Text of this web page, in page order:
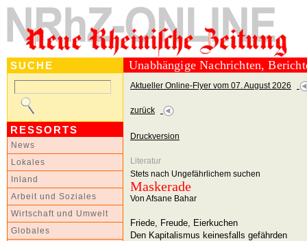
SUCHE
RESSORTS
News
Lokales
Inland
Arbeit und Soziales
Wirtschaft und Umwelt
Globales
Unabhängige Nachrichten,
Aktueller Online-Flyer vom 07. August 2026
zurück
Druckversion
Literatur
Stets nach Ungefährlichem suchen
Maskerade
Von Afsane Bahar
Friede, Freude, Eierkuchen
Den Kapitalismus keinesfalls gefährden